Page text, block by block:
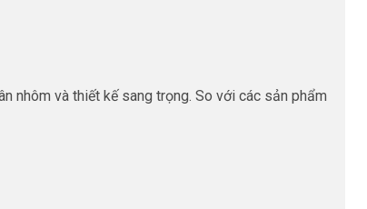
nhôm và thiết kế sang trọng. So với các sản phẩm